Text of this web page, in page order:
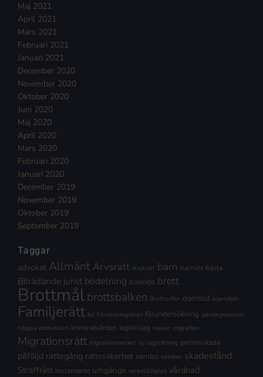
Maj 2021
April 2021
Mars 2021
Februari 2021
Januari 2021
December 2020
November 2020
Oktober 2020
Juni 2020
Maj 2020
April 2020
Mars 2020
Februari 2020
Januari 2020
December 2019
November 2019
Oktober 2019
September 2019
Taggar
advokat Allmänt Arvsrätt Asylrätt barn barnets bästa
Biträdande jurist bodelning boende brott
Brottmålbrottsbalken Brottsoffer domstol egendom
Familjerätt fel Försörjningskrav förundersökning gärningsperson
högsta domstolen kriminalvården lagförslag makar migration
Migrationsrätt migrationsverket ny lagstiftning personskada
påföljd rättegång rättssäkerhet sambo sambor skadestånd
Straffrätt testamente umgänge verkställighet vårdnad